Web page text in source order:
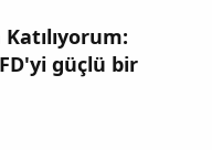
güçlü bir